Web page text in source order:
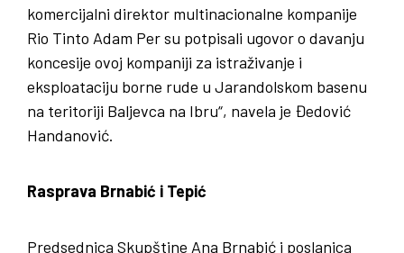
komercijalni direktor multinacionalne kompanije
Rio Tinto Adam Per su potpisali ugovor o davanju
koncesije ovoj kompaniji za istraživanje i
eksploataciju borne rude u Jarandolskom basenu
na teritoriji Baljevca na Ibru“, navela je Đedović
Handanović.
Rasprava Brnabić i Tepić
Predsednica Skupštine Ana Brnabić i poslanica